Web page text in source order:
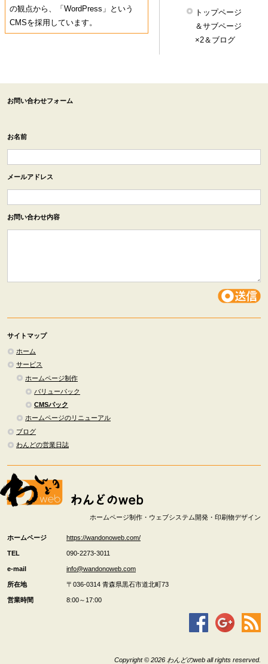
の観点から、「WordPress」という
CMSを採用しています。
トップページ
＆サブページ
×2＆ブログ
お問い合わせフォーム
お名前
メールアドレス
お問い合わせ内容
サイトマップ
ホーム
サービス
ホームページ制作
バリューパック
CMSパック
ホームページのリニューアル
ブログ
わんどの営業日誌
ホームページ制作・ウェブシステム開発・印刷物デザイン
ホームページ https://wandonoweb.com/
TEL 090-2273-3011
e-mail info@wandonoweb.com
所在地 〒036-0314 青森県黒石市道北町73
営業時間 8:00～17:00
Copyright © 2026 わんどのweb all rights reserved.